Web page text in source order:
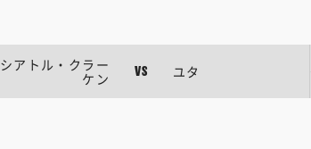
シアトル・クラー
ケン
VS ユタ